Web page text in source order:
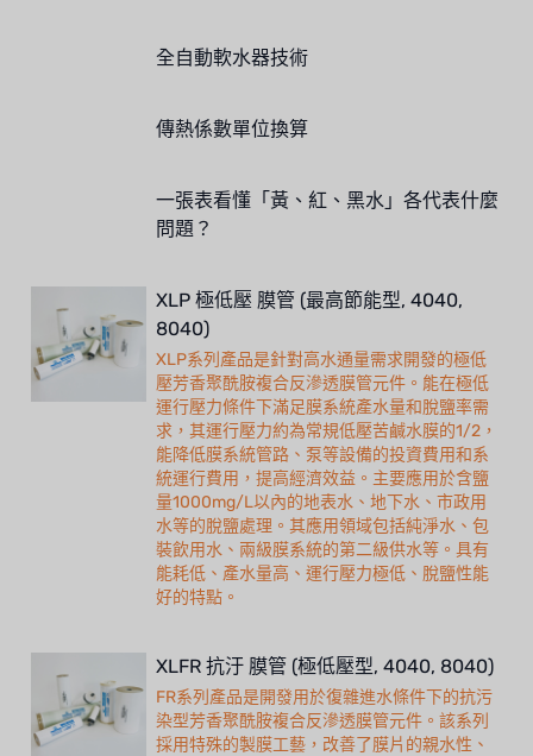
全自動軟水器技術
傳熱係數單位換算
一張表看懂「黃、紅、黑水」各代表什麼
問題？
XLP 極低壓 膜管 (最高節能型, 4040,
8040)
XLP系列產品是針對高水通量需求開發的極低
壓芳香聚酰胺複合反滲透膜管元件。能在極低
運行壓力條件下滿足膜系統產水量和脫鹽率需
求，其運行壓力約為常規低壓苦鹹水膜的1/2，
能降低膜系統管路、泵等設備的投資費用和系
統運行費用，提高經濟效益。主要應用於含鹽
量1000mg/L以內的地表水、地下水、市政用
水等的脫鹽處理。其應用領域包括純淨水、包
裝飲用水、兩級膜系統的第二級供水等。具有
能耗低、產水量高、運行壓力極低、脫鹽性能
好的特點。
XLFR 抗汙 膜管 (極低壓型, 4040, 8040)
FR系列產品是開發用於復雜進水條件下的抗污
染型芳香聚酰胺複合反滲透膜管元件。該系列
採用特殊的製膜工藝，改善了膜片的親水性、